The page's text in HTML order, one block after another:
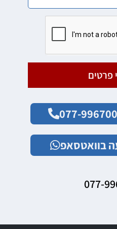
פרטים
בוואטסאפ
077-